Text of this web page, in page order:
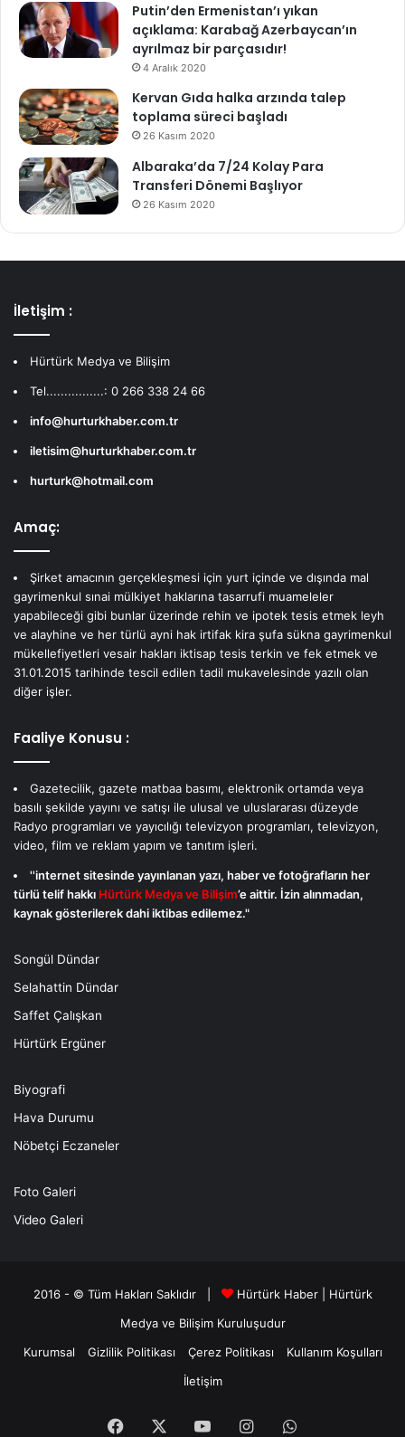
Putin’den Ermenistan’ı yıkan
açıklama: Karabağ Azerbaycan’ın
ayrılmaz bir parçasıdır!
4 Aralık 2020
Kervan Gıda halka arzında talep
toplama süreci başladı
26 Kasım 2020
Albaraka’da 7/24 Kolay Para
Transferi Dönemi Başlıyor
26 Kasım 2020
İletişim :
Hürtürk Medya ve Bilişim
Tel................: 0 266 338 24 66
info@hurturkhaber.com.tr
iletisim@hurturkhaber.com.tr
hurturk@hotmail.com
Amaç:
Şirket amacının gerçekleşmesi için yurt içinde ve dışında mal
gayrimenkul sınai mülkiyet haklarına tasarrufi muameleler
yapabileceği gibi bunlar üzerinde rehin ve ipotek tesis etmek leyh
ve alayhine ve her türlü ayni hak irtifak kira şufa sükna gayrimenkul
mükellefiyetleri vesair hakları iktisap tesis terkin ve fek etmek ve
31.01.2015 tarihinde tescil edilen tadil mukavelesinde yazılı olan
diğer işler.
Faaliye Konusu :
Gazetecilik, gazete matbaa basımı, elektronik ortamda veya
basılı şekilde yayını ve satışı ile ulusal ve uluslararası düzeyde
Radyo programları ve yayıcılığı televizyon programları, televizyon,
video, film ve reklam yapım ve tanıtım işleri.
''internet sitesinde yayınlanan yazı, haber ve fotoğrafların her
türlü telif hakkı Hürtürk Medya ve Bilişim’e aittir. İzin alınmadan,
kaynak gösterilerek dahi iktibas edilemez."
Songül Dündar
Selahattin Dündar
Saffet Çalışkan
Hürtürk Ergüner
Biyografi
Hava Durumu
Nöbetçi Eczaneler
Foto Galeri
Video Galeri
2016 - © Tüm Hakları Saklıdır | Hürtürk Haber
Hürtürk
Medya ve BilişimKuruluşudur
Kurumsal
Gizlilik Politikası Çerez Politikası
Kullanım Koşulları
İletişim
Facebook YouTubeInstagramWhatsApp